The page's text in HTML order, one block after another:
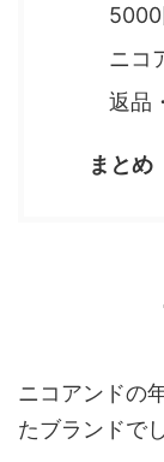
5000
ニコ
返品
まとめ
ニコアンドの
たブランドで